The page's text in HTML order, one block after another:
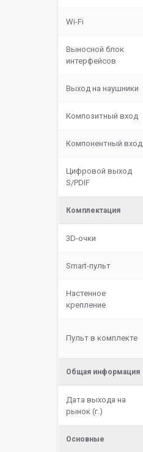
Wi-Fi
Выносной блок
интерфейсов
Выход на наушники
Композитный вход
Компонентный вход
Цифровой выход
S/PDIF
Комплектация
3D-очки
Smart-пульт
Настенное
крепление
Пульт в комплекте
Общая информация
Дата выхода на
рынок (г.)
Основные